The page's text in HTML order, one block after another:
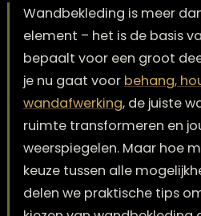
Wandbekleding is
element – het is de
bepaalt voor een groot
je nu gaat voor
wandafwerking, de
ruimte transformeren
weerspiegelen. Maar